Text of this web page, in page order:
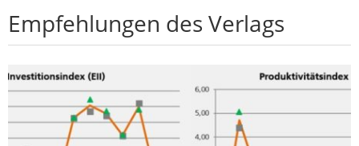
Empfehlungen des Verlags